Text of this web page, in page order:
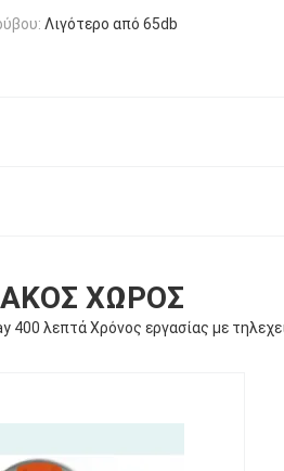
Λιγότερο από 65db
ΧΏΡΟΣ
400 λεπτά Χρόνος εργασίας με